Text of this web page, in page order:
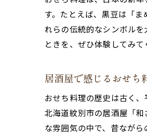
す。たとえば、黒豆は「
れらの伝統的なシンボル
ときを、ぜひ体験してみて
居酒屋で感じるおせち
おせち料理の歴史は古く
北海道紋別市の居酒屋「
な雰囲気の中で、昔なが